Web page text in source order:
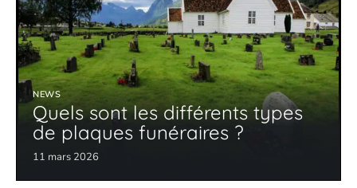
NEWS
Quels sont les différents types
de plaques funéraires ?
11 mars 2026